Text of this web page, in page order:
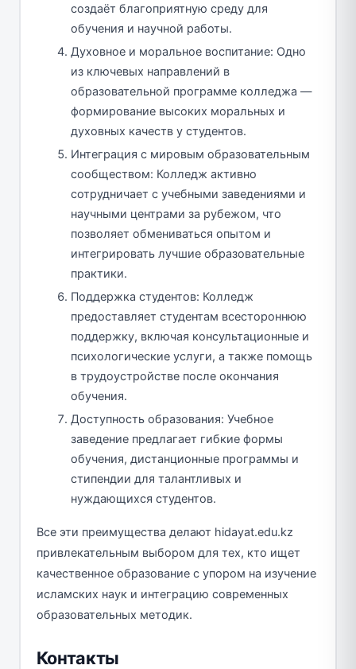
создаёт благоприятную среду для
обучения и научной работы.
Духовное и моральное воспитание: Одно
из ключевых направлений в
образовательной программе колледжа —
формирование высоких моральных и
духовных качеств у студентов.
Интеграция с мировым образовательным
сообществом: Колледж активно
сотрудничает с учебными заведениями и
научными центрами за рубежом, что
позволяет обмениваться опытом и
интегрировать лучшие образовательные
практики.
Поддержка студентов: Колледж
предоставляет студентам всестороннюю
поддержку, включая консультационные и
психологические услуги, а также помощь
в трудоустройстве после окончания
обучения.
Доступность образования: Учебное
заведение предлагает гибкие формы
обучения, дистанционные программы и
стипендии для талантливых и
нуждающихся студентов.
Все эти преимущества делают hidayat.edu.kz
привлекательным выбором для тех, кто ищет
качественное образование с упором на изучение
исламских наук и интеграцию современных
образовательных методик.
Контакты